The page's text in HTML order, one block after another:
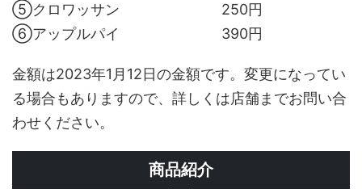
⑤クロワッサン 250円
⑥アップルパイ 390円
金額は2023年1月12日の金額です。変更になってい
る場合もありますので、詳しくは店舗までお問い合
わせください。
商品紹介